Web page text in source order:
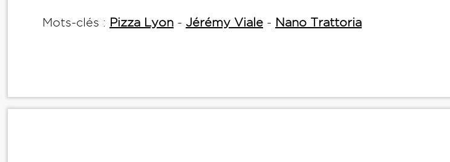
Mots-clés : Pizza Lyon - Jérémy Viale - Nano Trattoria